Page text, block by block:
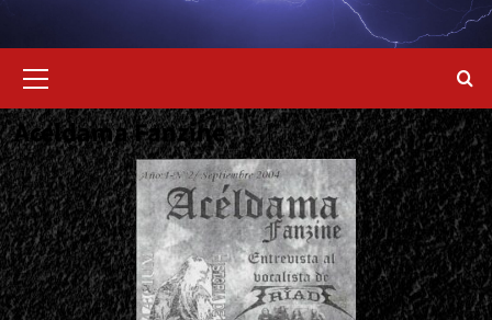
Menu
Aceldama Fanzine